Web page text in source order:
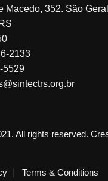
Macedo, 352. São
2133
5529
All rights reserved.
Terms & Conditions